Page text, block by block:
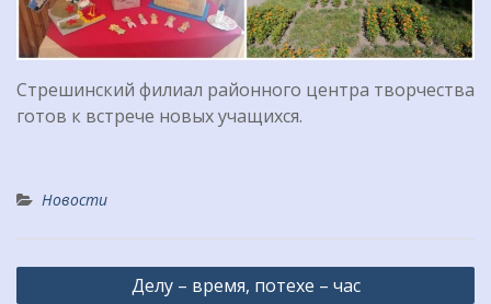
Стрешинский филиал районного центра творчества
готов к встрече новых учащихся.
Новости
Навигация
Делу – время, потехе – час